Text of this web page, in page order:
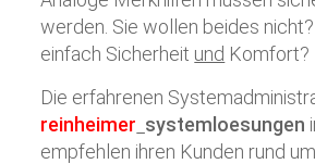
werden. Sie wollen beides
einfach Sicherheit und Komfort?
Die erfahrenen
reinheimer systemloesungen
empfehlen ihren Kunden rund